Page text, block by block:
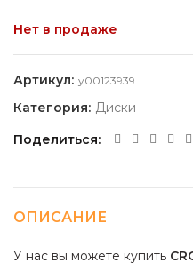
Нет в продаже
Артикул: y00123939
Категория: Диски
Поделиться
ОПИСАНИЕ
У нас вы можете купить